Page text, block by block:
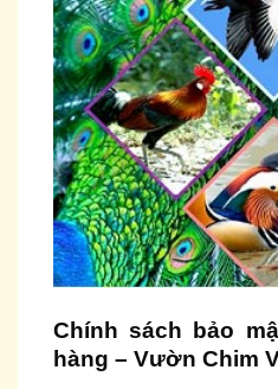
Chính sách bảo
hàng – Vườn Chim